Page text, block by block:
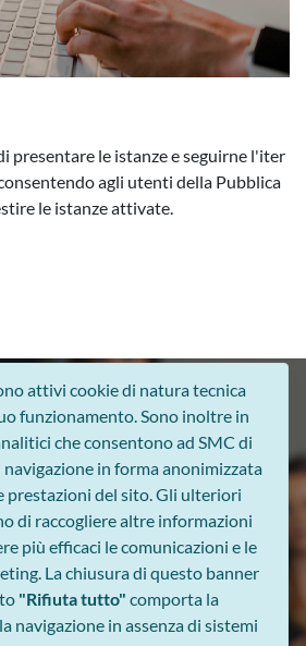
presentare le istanze e seguirne l'iter
agli utenti della Pubblica
le istanze attivate.
in contatto
attivi cookie di natura tecnica
funzionamento. Sono inoltre in
che consentono ad SMC di
in forma anonimizzata
prestazioni del sito. Gli ulteriori
di raccogliere altre informazioni
più efficaci le comunicazioni e le
La chiusura di questo banner
"Rifiuta tutto" comporta la
navigazione in assenza di sistemi